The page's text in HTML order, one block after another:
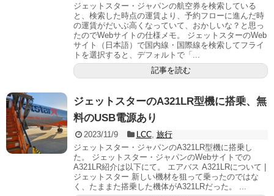
ジェットスター・ジャパンの航空券を検索している
と、検索した時点の運賃より、予約フローに進んだ時
の運賃がだいぶ高くなっていて、おかしいな？と思っ
たのでWebサイトの仕様メモ。 ジェットスターのWeb
サイト（日本語）で国内線・国際線を検索してフライ
トを選択すると、デフォルトで「...
記事を読む
ジェットスターのA321LR型機に搭乗、無
料のUSB電源あり
2023/11/9 LCC, 旅行
ジェットスター・ジャパンのA321LR型機に搭乗し
た。 ジェットスター・ジャパンのWebサイトでの
A321LR紹介は以下にて。 エアバス A321LRについて |
ジェットスター 新しい機材を狙って乗ったのではな
く、たままた搭乗した機体がA321LRだった。 ...